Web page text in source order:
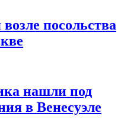
посольства
нашли под
в Венесуэле